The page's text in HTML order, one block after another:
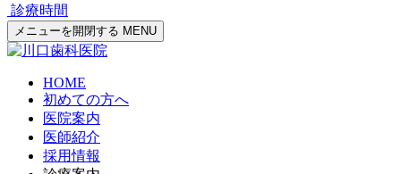
診療時間
メニューを開閉する MENU
HOME
初めての方へ
医院案内
医師紹介
採用情報